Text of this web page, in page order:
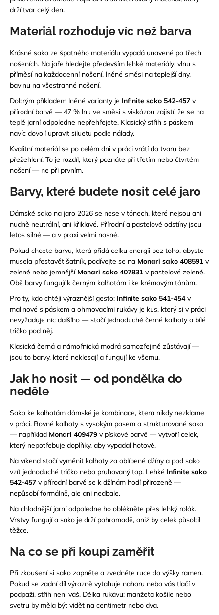
drží tvar celý den.
Materiál rozhoduje víc než barva
Krásné sako ze špatného materiálu vypadá unavené po třech
nošeních. Na jaře hledejte především lehké materiály: vlnu s
příměsí na každodenní nošení, lněné směsi na teplejší dny,
bavlnu na všestranné nošení.
Dobrým příkladem lněné varianty je Infinite sako 542-457 v
přírodní barvě — 47 % lnu ve směsi s viskózou zajistí, že se na
teplé jarní odpoledne nepřehřejete. Klasický střih s páskem
navíc dovolí upravit siluetu podle nálady.
Kvalitní materiál se po celém dni v práci vrátí do tvaru bez
přežehlení. To je rozdíl, který poznáte při třetím nebo čtvrtém
nošení — ne při prvním.
Barvy, které budete nosit celé jaro
Dámské sako na jaro 2026 se nese v tónech, které nejsou ani
nudně neutrální, ani křiklavé. Přírodní a pastelové odstíny jsou
letos silné — a v praxi velmi nosné.
Pokud chcete barvu, která přidá celku energii bez toho, abyste
musela přestavět šatník, podívejte se na Monari sako 408591 v
zelené nebo jemnější Monari sako 407831 v pastelové zelené.
Obě barvy fungují k černým kalhotám i ke krémovým tónům.
Pro ty, kdo chtějí výraznější gesto: Infinite sako 541-454v
malinové s páskem a ohrnovacími rukávy je kus, který si v práci
nevyžaduje nic dalšího — stačí jednoduché černé kalhoty a bílé
tričko pod něj.
Klasická černá a námořnická modrá samozřejmě zůstávají —
jsou to barvy, které neklesají a fungují ke všemu.
Jak ho nosit — od pondělka do
neděle
Sako ke kalhotám dámské je kombinace, která nikdy nezklame
v práci. Rovné kalhoty s vysokým pasem a strukturované sako
— například Monari 409479 v pískové barvě — vytvoří celek,
který nepotřebuje doplňky, aby vypadal hotově.
Na víkend stačí vyměnit kalhoty za oblíbené džíny a pod sako
vzít jednoduché tričko nebo pruhovaný top. Lehké Infinite sako
542-457 v přírodní barvě se k džínám hodí přirozeně —
nepůsobí formálně, ale ani nedbale.
Na chladnější jarní odpoledne ho oblékněte přes lehký rolák.
Vrstvy fungují a sako je drží pohromadě, aniž by celek působil
těžce.
Na co se při koupi zaměřit
Při zkoušení si sako zapněte a zvedněte ruce do výšky ramen.
Pokud se zadní díl výrazně vytahuje nahoru nebo vás tlačí v
podpaží, střih není váš. Délka rukávu: manžeta košile nebo
svetru by měla být vidět na centimetr nebo dva.